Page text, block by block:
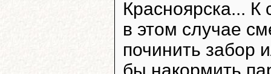
Красноярска...
в этом случае
починить забор
бы накормить